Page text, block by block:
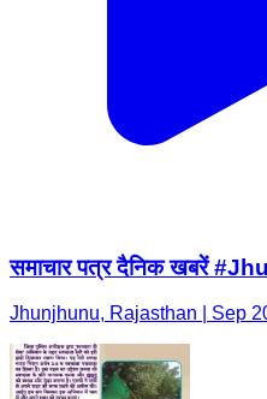
समाचार पत्र दैनिक खबरें
Jhunjhunu, Rajasthan | Sep